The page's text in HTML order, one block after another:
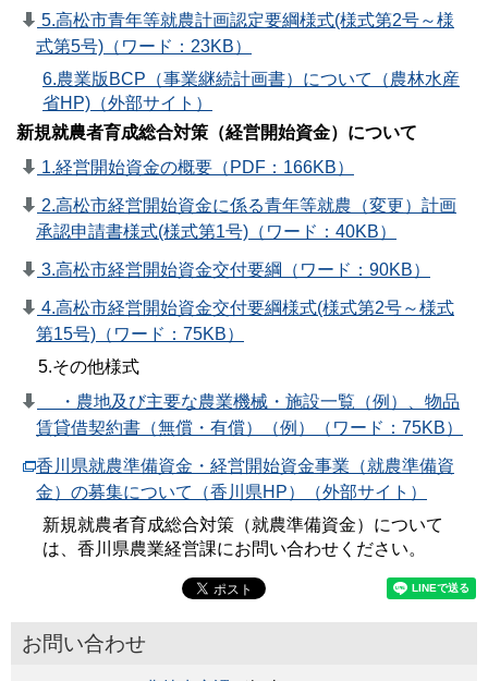
5.高松市青年等就農計画認定要綱様式(様式第2号～様
式第5号)（ワード：23KB）
6.農業版BCP（事業継続計画書）について（農林水産
省HP)（外部サイト）
新規就農者育成総合対策（経営開始資金）について
1.経営開始資金の概要（PDF：166KB）
2.高松市経営開始資金に係る青年等就農（変更）計画
承認申請書様式(様式第1号)（ワード：40KB）
3.高松市経営開始資金交付要綱（ワード：90KB）
4.高松市経営開始資金交付要綱様式(様式第2号～様式
第15号)（ワード：75KB）
5.その他様式
・農地及び主要な農業機械・施設一覧（例）、物品
賃貸借契約書（無償・有償）（例）（ワード：75KB）
香川県就農準備資金・経営開始資金事業（就農準備資
金）の募集について（香川県HP）（外部サイト）
新規就農者育成総合対策（就農準備資金）について
は、香川県農業経営課にお問い合わせください。
お問い合わせ